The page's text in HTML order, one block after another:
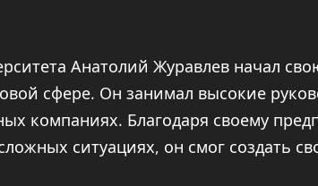
Анатолий Журавлев начал
сфере. Он занимал высокие
компаниях. Благодаря своему
ситуациях, он смог создать